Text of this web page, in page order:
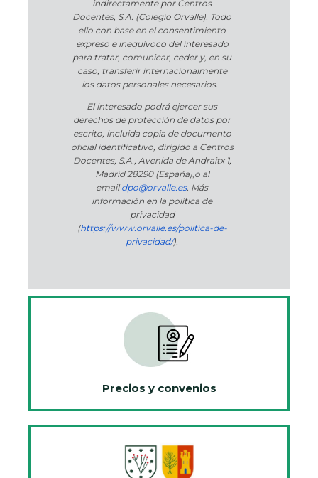
indirectamente por Centros
Docentes, S.A. (Colegio Orvalle). Todo
ello con base en el consentimiento
expreso e inequívoco del interesado
para tratar, comunicar, ceder y, en su
caso, transferir internacionalmente
los datos personales necesarios.
El interesado podrá ejercer sus
derechos de protección de datos por
escrito, incluida copia de documento
oficial identificativo, dirigido a Centros
Docentes, S.A., Avenida de Andraitx 1,
Madrid 28290 (España), o al
emaildpo@orvalle.es. Más
información en la política de
privacidad
(https://www.orvalle.es/politica-de-
privacidad/).
Precios y convenios